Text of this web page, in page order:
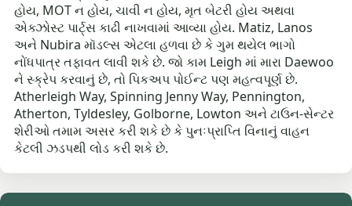
હોય, MOT ન હોય, ચાવી ન હોય, મૃત બેટરી હોય અથવા
એક્ઝોસ્ટ પાર્ટ્સ કાઢી નાખવામાં આવ્યા હોય. Matiz, Lanos
અને Nubira મૉડલ્સ એટલા હળવા છે કે ગુમ થયેલ ભાગો
નોંધપાત્ર તફાવત લાવી શકે છે. જો કામ Leigh માં મારા Daewoo
ને સ્ક્રેપ કરવાનું છે, તો પિકઅપ પોઈન્ટ પણ મહત્વપૂર્ણ છે.
Atherleigh Way, Spinning Jenny Way, Pennington,
Atherton, Tyldesley, Golborne, Lowton અને ટાઉન-સેન્ટર
શેરીઓ તમામ અસર કરી શકે છે કે પુનઃપ્રાપ્તિ વિનાનું વાહન
કેટલી ઝડપથી લોડ કરી શકે છે.